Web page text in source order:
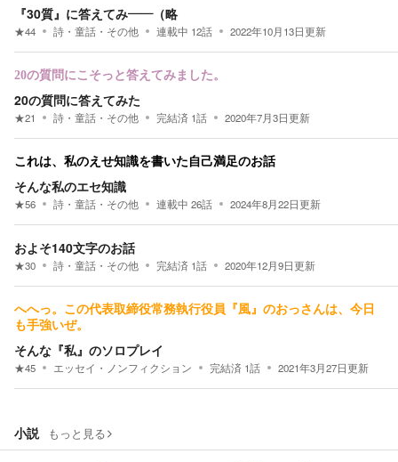
『30質』に答えてみ――（略
★44 詩・童話・その他 連載中 12話 2022年10月13日更新
20の質問にこそっと答えてみました。
20の質問に答えてみた
★21 詩・童話・その他 完結済 1話 2020年7月3日更新
これは、私のえせ知識を書いた自己満足のお話
そんな私のエセ知識
★56 詩・童話・その他 連載中 26話 2024年8月22日更新
およそ140文字のお話
★30 詩・童話・その他 完結済 1話 2020年12月9日更新
へへっ。この代表取締役常務執行役員『風』のおっさんは、今日
も手強いぜ。
そんな『私』のソロプレイ
★45 エッセイ・ノンフィクション 完結済 1話 2021年3月27日更新
小説 もっと見る